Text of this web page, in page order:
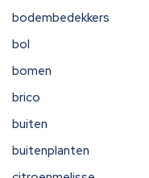
bodembedekkers
bol
bomen
brico
buiten
buitenplanten